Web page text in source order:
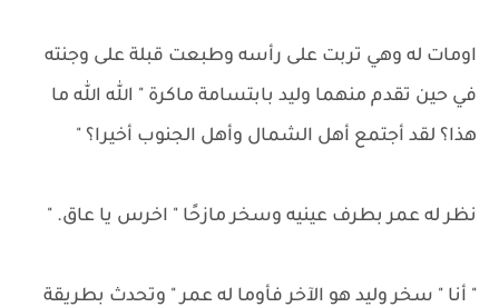
اومات له وهي تربت على رأسه وطبعت قبلة على وجنته
في حين تقدم منهما وليد بابتسامة ماكرة " الله الله ما
هذا؟ لقد أجتمع أهل الشمال وأهل الجنوب أخيرا؟ "
نظر له عمر بطرف عينيه وسخر مازحًا " اخرس يا عاق. "
" أنا " سخر وليد هو الآخر فأوما له عمر " وتحدث بطريقة